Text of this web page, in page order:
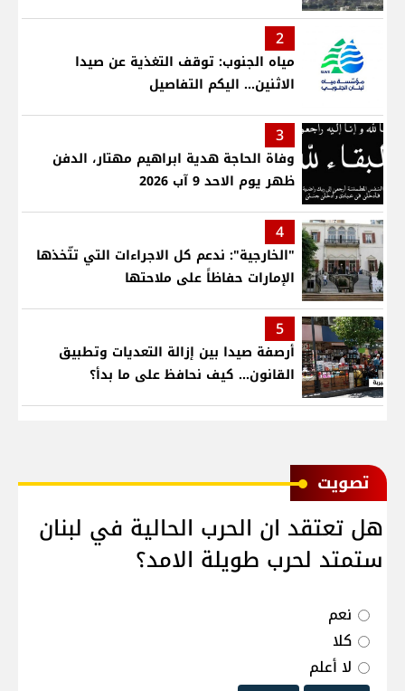
2
مياه الجنوب: توقف التغذية عن صيدا
الاثنين... اليكم التفاصيل
3
وفاة الحاجة هدية ابراهيم مهتار، الدفن
ظهر يوم الاحد 9 آب 2026
4
"الخارجية": ندعم كل الاجراءات التي تتّخذها
الإمارات حفاظاً على ملاحتها
5
أرصفة صيدا بين إزالة التعديات وتطبيق
القانون... كيف نحافظ على ما بدأ؟
ﺗﺼﻮﻳﺖ
هل تعتقد ان الحرب الحالية في لبنان
ستمتد لحرب طويلة الامد؟
نعم
كلا
لا أعلم